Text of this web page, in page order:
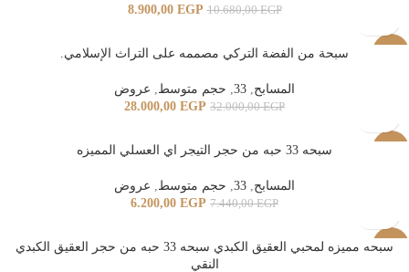
10.680,00EGP
8.900,00 EGP
سبحة من الفضة التركي مصممه على التراث الإسلامي.
المسابح,
33
, حجم متوسط, عروض
32.000,00EGP
28.000,00 EGP
سبحه 33 حبه من حجر التيجر اي العسلي المميزه
المسابح,
33
, حجم متوسط, عروض
7.440,00EGP
6.200,00 EGP
-17%
سبحه مميزه لمحبي العقيق الكبدي سبحه 33 حبه من حجر العقيق الكبدي
النقي